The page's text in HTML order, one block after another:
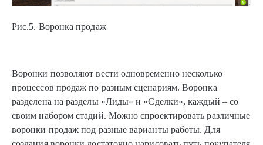
Рис.5. Воронка продаж
Воронки позволяют вести одновременно несколько
процессов продаж по разным сценариям. Воронка
разделена на разделы «Лиды» и «Сделки», каждый – со
своим набором стадий. Можно спроектировать различные
воронки продаж под разные варианты работы. Для